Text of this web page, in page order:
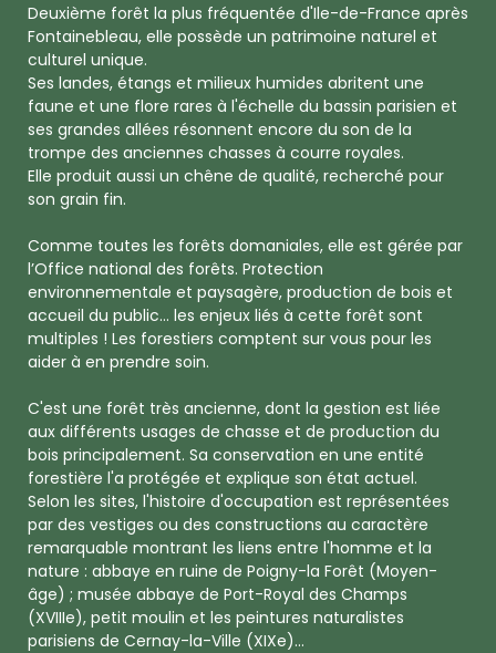
Deuxième forêt la plus fréquentée d'Ile-de-France après
Fontainebleau, elle possède un patrimoine naturel et
culturel unique.
Ses landes, étangs et milieux humides abritent une
faune et une flore rares à l'échelle du bassin parisien et
ses grandes allées résonnent encore du son de la
trompe des anciennes chasses à courre royales.
Elle produit aussi un chêne de qualité, recherché pour
son grain fin.
Comme toutes les forêts domaniales, elle est gérée par
l’Office national des forêts. Protection
environnementale et paysagère, production de bois et
accueil du public... les enjeux liés à cette forêt sont
multiples ! Les forestiers comptent sur vous pour les
aider à en prendre soin.
C'est une forêt très ancienne, dont la gestion est liée
aux différents usages de chasse et de production du
bois principalement. Sa conservation en une entité
forestière l'a protégée et explique son état actuel.
Selon les sites, l'histoire d'occupation est représentées
par des vestiges ou des constructions au caractère
remarquable montrant les liens entre l'homme et la
nature : abbaye en ruine de Poigny-la Forêt (Moyen-
âge) ; musée abbaye de Port-Royal des Champs
(XVIIIe), petit moulin et les peintures naturalistes
parisiens de Cernay-la-Ville (XIXe)...